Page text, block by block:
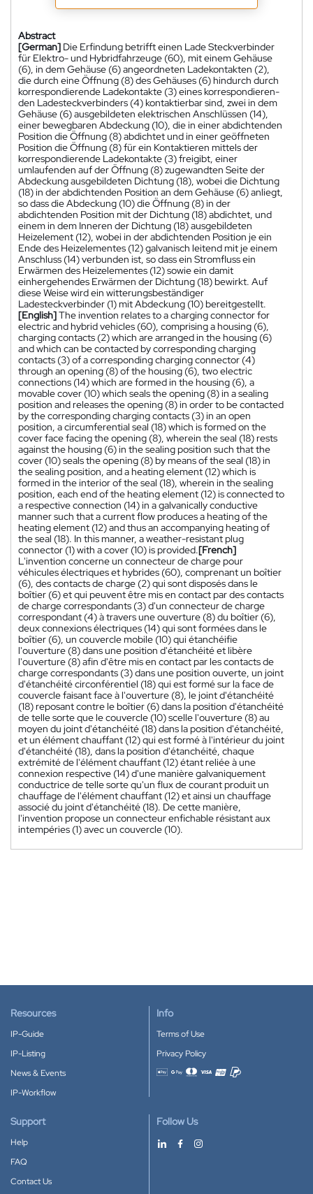
Abstract
[German] Die Erfindung betrifft einen Lade Steckverbinder
für Elektro- und Hybridfahrzeuge (60), mit einem Gehäuse
(6), in dem Gehäuse (6) angeordneten Ladekontakten (2),
die durch eine Öffnung (8) des Gehäuses (6) hindurch durch
korrespondierende Ladekontakte (3) eines korrespondieren-
den Ladesteckverbinders (4) kontaktierbar sind, zwei in dem
Gehäuse (6) ausgebildeten elektrischen Anschlüssen (14),
einer bewegbaren Abdeckung (10), die in einer abdichtenden
Position die Öffnung (8) abdichtet und in einer geöffneten
Position die Öffnung (8) für ein Kontaktieren mittels der
korrespondierende Ladekontakte (3) freigibt, einer
umlaufenden auf der Öffnung (8) zugewandten Seite der
Abdeckung ausgebildeten Dichtung (18), wobei die Dichtung
(18) in der abdichtenden Position an dem Gehäuse (6) anliegt,
so dass die Abdeckung (10) die Öffnung (8) in der
abdichtenden Position mit der Dichtung (18) abdichtet, und
einem in dem Inneren der Dichtung (18) ausgebildeten
Heizelement (12), wobei in der abdichtenden Position je ein
Ende des Heizelementes (12) galvanisch leitend mit je einem
Anschluss (14) verbunden ist, so dass ein Stromfluss ein
Erwärmen des Heizelementes (12) sowie ein damit
einhergehendes Erwärmen der Dichtung (18) bewirkt. Auf
diese Weise wird ein witterungsbeständiger
Ladesteckverbinder (1) mit Abdeckung (10) bereitgestellt.
[English]The invention relates to a charging connector for
electric and hybrid vehicles (60), comprising a housing (6),
charging contacts (2) which are arranged in the housing (6)
and which can be contacted by corresponding charging
contacts (3) of a corresponding charging connector (4)
through an opening (8) of the housing (6), two electric
connections (14) which are formed in the housing (6), a
movable cover (10) which seals the opening (8) in a sealing
position and releases the opening (8) in order to be contacted
by the corresponding charging contacts (3) in an open
position, a circumferential seal (18) which is formed on the
cover face facing the opening (8), wherein the seal (18) rests
against the housing (6) in the sealing position such that the
cover (10) seals the opening (8) by means of the seal (18) in
the sealing position, and a heating element (12) which is
formed in the interior of the seal (18), wherein in the sealing
position, each end of the heating element (12) is connected to
a respective connection (14) in a galvanically conductive
manner such that a current flow produces a heating of the
heating element (12) and thus an accompanying heating of
the seal (18). In this manner, a weather-resistant plug
connector (1) with a cover (10) is provided.[French]
L'invention concerne un connecteur de charge pour
véhicules électriques et hybrides (60), comprenant un boîtier
(6), des contacts de charge (2) qui sont disposés dans le
boîtier (6) et qui peuvent être mis en contact par des contacts
de charge correspondants (3) d'un connecteur de charge
correspondant (4) à travers une ouverture (8) du boîtier (6),
deux connexions électriques (14) qui sont formées dans le
boîtier (6), un couvercle mobile (10) qui étanchéifie
l'ouverture (8) dans une position d'étanchéité et libère
l'ouverture (8) afin d'être mis en contact par les contacts de
charge correspondants (3) dans une position ouverte, un joint
d'étanchéité circonférentiel (18) qui est formé sur la face de
couvercle faisant face à l'ouverture (8), le joint d'étanchéité
(18) reposant contre le boîtier (6) dans la position d'étanchéité
de telle sorte que le couvercle (10) scelle l'ouverture (8) au
moyen du joint d'étanchéité (18) dans la position d'étanchéité,
et un élément chauffant (12) qui est formé à l'intérieur du joint
d'étanchéité (18), dans la position d'étanchéité, chaque
extrémité de l'élément chauffant (12) étant reliée à une
connexion respective (14) d'une manière galvaniquement
conductrice de telle sorte qu'un flux de courant produit un
chauffage de l'élément chauffant (12) et ainsi un chauffage
associé du joint d'étanchéité (18). De cette manière,
l'invention propose un connecteur enfichable résistant aux
intempéries (1) avec un couvercle (10).
Resources
IP-Guide
IP-Listing
News & Events
IP-Workflow
Info
Terms of Use
Privacy Policy
Accepted payment methods
Support
Help
FAQ
Contact Us
Follow Us